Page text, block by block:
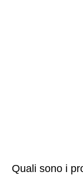
Quali sono i